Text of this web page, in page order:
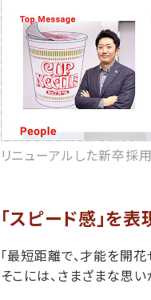
リニューアルした新卒採用
「スピード感」を
「最短距離で、才能を開
そこには、さまざまな思